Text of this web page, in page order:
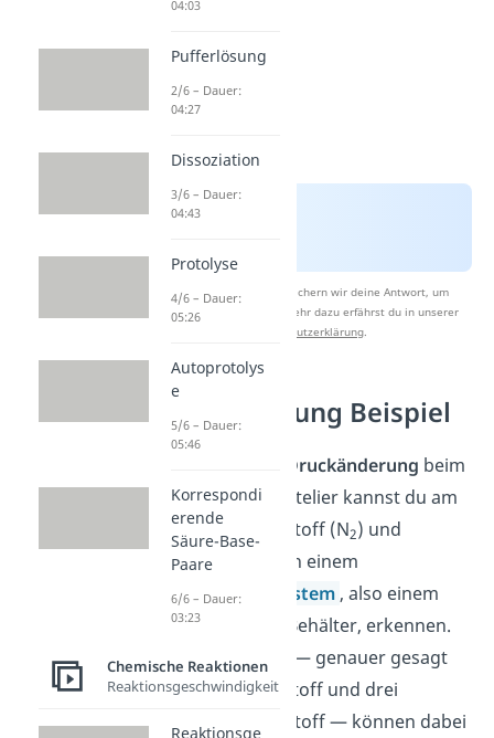
Nach Beantwortung speichern wir deine Antwort, um
Studyflix zu verbessern. Mehr dazu erfährst du in unserer
Datenschutzerklärung.
Druckänderung Beispiel
Einfluss der Druckänderung beim
Prinzip von Le Chatelier kannst du am
Beispiel von Stickstoff (N2) und
Wasserstoff (H
) in einem
geschlossenen System, also einem
undurchlässigen Behälter, erkennen.
Vier Gasmoleküle — genauer gesagt
ein Molekül Stickstoff und drei
Moleküle Wasserstoff — können dabei
04:03
Pufferlösung
2/6 – Dauer:
04:27
Dissoziation
3/6 – Dauer:
04:43
Protolyse
4/6 – Dauer:
05:26
Autoprotolys
e
5/6 – Dauer:
05:46
Korrespondi
erende
Säure-Base-
Paare
6/6 – Dauer:
03:23
Chemische Reaktionen
Reaktionsgeschwindigkeit
Reaktionsge